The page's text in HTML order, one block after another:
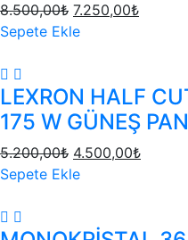
8.500,00₺ 7.250,00₺
Sepete Ekle
LEXRON HALF
175 W GÜNEŞ
5.200,00₺ 4.500,00₺
Sepete Ekle